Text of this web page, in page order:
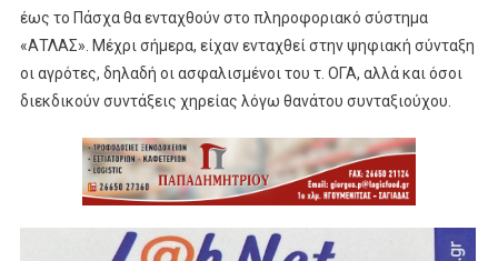
έως το Πάσχα θα ενταχθούν στο πληροφοριακό σύστημα
«ΑΤΛΑΣ». Μέχρι σήμερα, είχαν ενταχθεί στην ψηφιακή σύνταξη
οι αγρότες, δηλαδή οι ασφαλισμένοι του τ. ΟΓΑ, αλλά και όσοι
διεκδικούν συντάξεις χηρείας λόγω θανάτου συνταξιούχου.